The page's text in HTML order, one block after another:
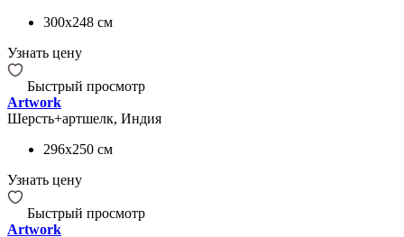
300x248 см
Узнать цену
Быстрый просмотр
Artwork
Шерсть+артшелк, Индия
296x250 см
Узнать цену
Быстрый просмотр
Artwork